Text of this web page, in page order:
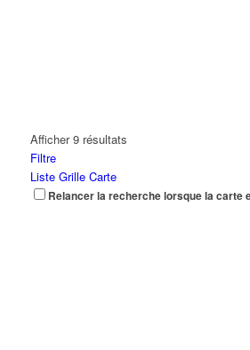
Afficher 9 résultats
Filtre
Liste Grille Carte
Relancer la recherche lorsque la carte